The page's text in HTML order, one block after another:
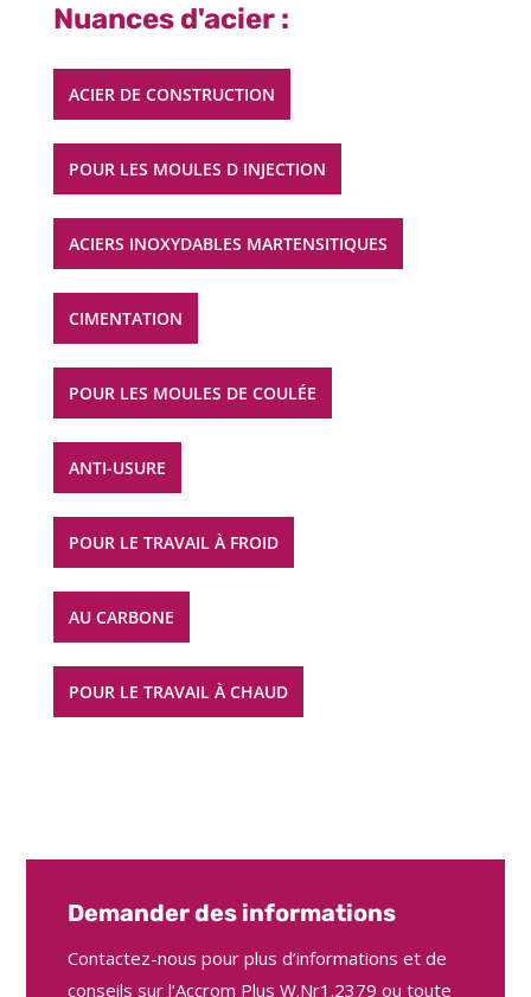
Nuances d'acier :
ACIER DE CONSTRUCTION
POUR LES MOULES D INJECTION
ACIERS INOXYDABLES MARTENSITIQUES
CIMENTATION
POUR LES MOULES DE COULÉE
ANTI-USURE
POUR LE TRAVAIL À FROID
AU CARBONE
POUR LE TRAVAIL À CHAUD
Demander des informations
Contactez-nous pour plus d’informations et de
conseils sur l’Accrom Plus W.Nr1.2379 ou toute